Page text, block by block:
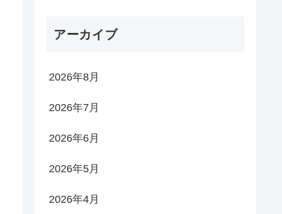
アーカイブ
2026年8月
2026年7月
2026年6月
2026年5月
2026年4月